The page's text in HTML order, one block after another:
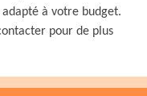
à votre budget.
pour de plus